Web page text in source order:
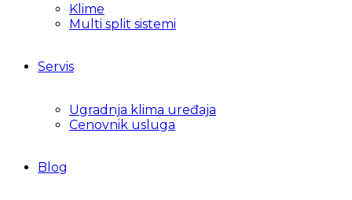
Klime
Multi split sistemi
Servis
Ugradnja klima uređaja
Cenovnik usluga
Blog